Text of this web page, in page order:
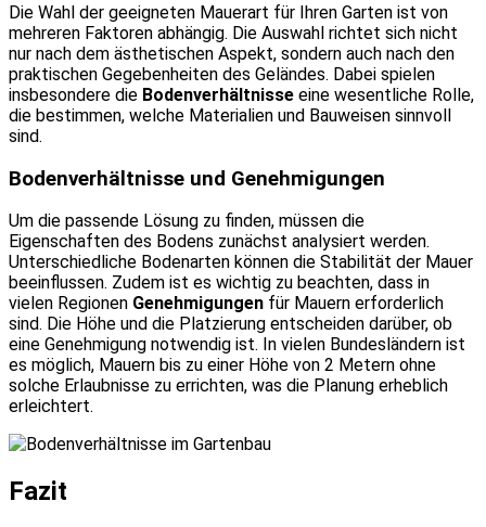
Die Wahl der geeigneten Mauerart für Ihren Garten ist von
mehreren Faktoren abhängig. Die Auswahl richtet sich nicht
nur nach dem ästhetischen Aspekt, sondern auch nach den
praktischen Gegebenheiten des Geländes. Dabei spielen
insbesondere die Bodenverhältnisse eine wesentliche Rolle,
die bestimmen, welche Materialien und Bauweisen sinnvoll
sind.
Bodenverhältnisse und Genehmigungen
Um die passende Lösung zu finden, müssen die
Eigenschaften des Bodens zunächst analysiert werden.
Unterschiedliche Bodenarten können die Stabilität der Mauer
beeinflussen. Zudem ist es wichtig zu beachten, dass in
vielen Regionen Genehmigungen für Mauern erforderlich
sind. Die Höhe und die Platzierung entscheiden darüber, ob
eine Genehmigung notwendig ist. In vielen Bundesländern ist
es möglich, Mauern bis zu einer Höhe von 2 Metern ohne
solche Erlaubnisse zu errichten, was die Planung erheblich
erleichtert.
Fazit